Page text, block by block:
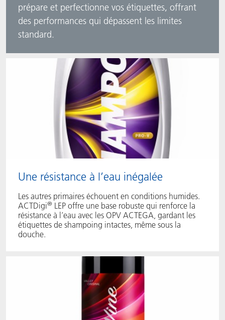
prépare et perfectionne vos étiquettes, offrant
des performances qui dépassent les limites
standard.
Une résistance à l’eau inégalée
Les autres primaires échouent en conditions humides.
ACTDigi® LEP offre une base robuste qui renforce la
résistance à l’eau avec les OPV ACTEGA, gardant les
étiquettes de shampoing intactes, même sous la
douche.